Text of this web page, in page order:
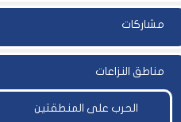
مشاركات
مناطق النزاعات
الحرب على المنطقتين